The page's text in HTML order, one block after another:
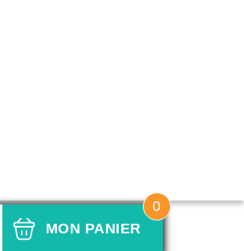
MON PANIER
0